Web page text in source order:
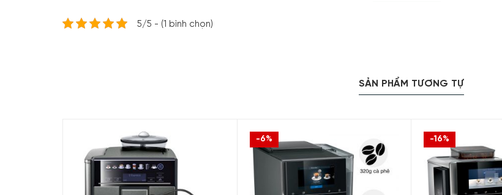
5/5 - (1 bình chọn)
SẢN PHẨM TƯƠNG TỰ
-6% -16%